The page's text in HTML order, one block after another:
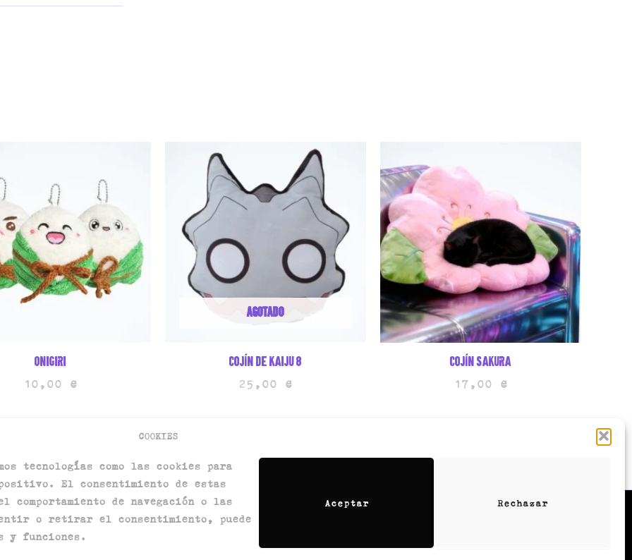
COOKIES
tecnologías como las cookies para
El consentimiento de estas
comportamiento de navegación o las
o retirar el consentimiento, puede
y funciones.
Aceptar Rechazar
Onigiri
10,00 €
AGOTADO
Cojín de kaiju 8
25,00 €
Cojín sakura
17,00 €
Términos y condiciones